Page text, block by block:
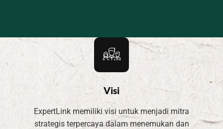
Visi
ExpertLink memiliki visi untuk menjadi mitra
strategis terpercaya dalam menemukan dan